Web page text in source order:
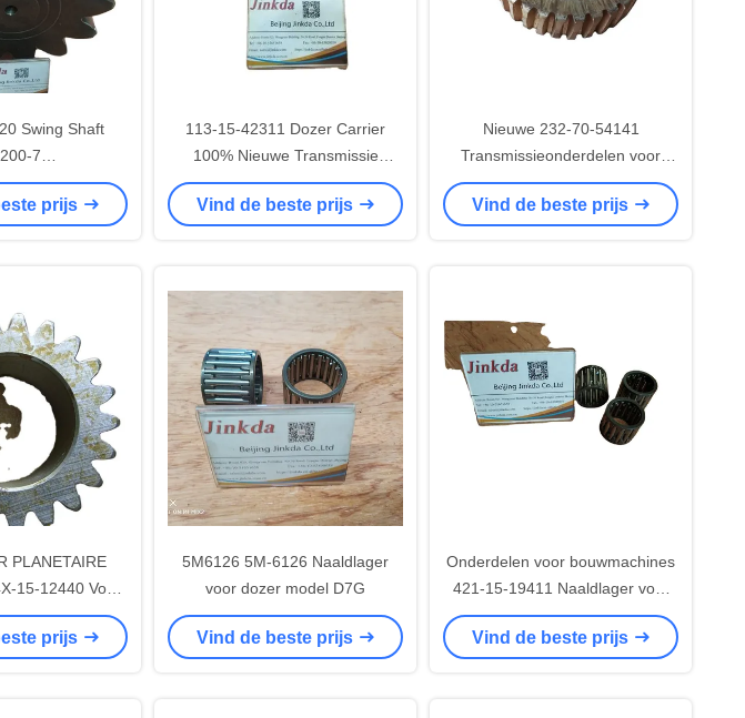
Swing Shaft
7
Lengte
prijs
113-15-42311 Dozer Carrier
100% Nieuwe Transmissie
Onderdelen Voor D31E-18/20
Vind de beste prijs
Nieuwe 232-70-54141
Transmissieonderdelen voor
GD511A-1 ratings
Vind de beste prijs
PLANETAIRE
15-12440 Voor
prijs
5M6126 5M-6126 Naaldlager
voor dozer model D7G
Vind de beste prijs
Onderdelen voor bouwmachines
421-15-19411 Naaldlager voor
dozer model D65P-12
Vind de beste prijs